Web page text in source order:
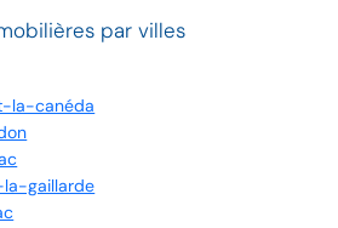
par villes
la-canéda
la-gaillarde